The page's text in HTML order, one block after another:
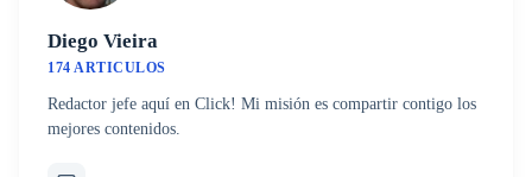
Diego Vieira
174 ARTICULOS
Redactor jefe aquí en Click! Mi misión es compartir contigo los
mejores contenidos.